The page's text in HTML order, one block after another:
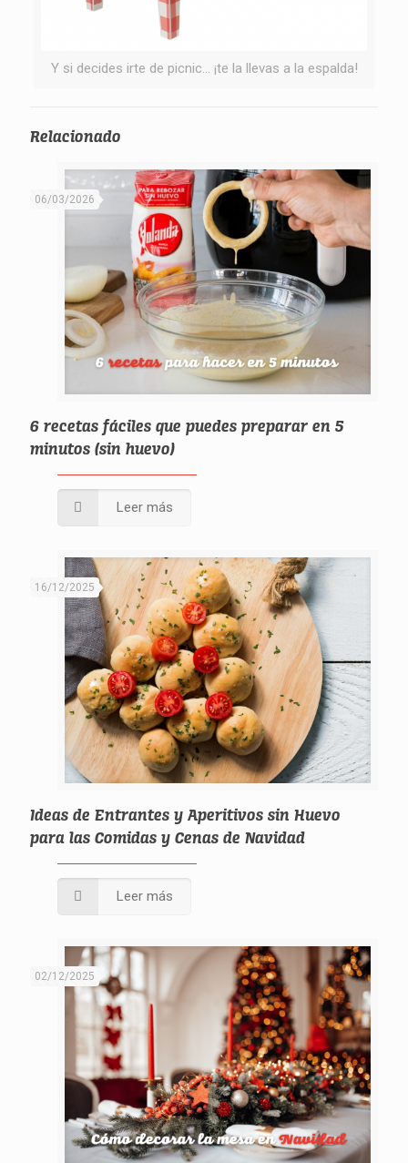
Y si decides irte de picnic… ¡te la llevas a la espalda!
Relacionado
06/03/2026
6 recetas fáciles que puedes preparar en 5
minutos (sin huevo)
Leer más
16/12/2025
Ideas de Entrantes y Aperitivos sin Huevo
para las Comidas y Cenas de Navidad
Leer más
02/12/2025